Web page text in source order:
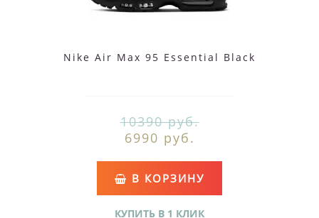
Nike Air Max 95 Essential Black
10390 руб.
6990 руб.
В КОРЗИНУ
КУПИТЬ В 1 КЛИК